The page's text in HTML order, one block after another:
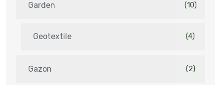
Garden (10)
Geotextile (4)
Gazon (2)